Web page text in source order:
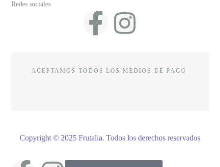
Redes sociales
ACEPTAMOS TODOS LOS MEDIOS DE PAGO
Copyright © 2025 Frutalia. Todos los derechos reservados